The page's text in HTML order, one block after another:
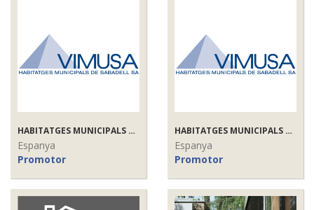
HABITATGES MUNICIPALS DE SABADELL (VIMUSA)
Espanya
Promotor
HABITATGES MUNICIPALS DE SABADELL (VIMUSA)
Espanya
Promotor